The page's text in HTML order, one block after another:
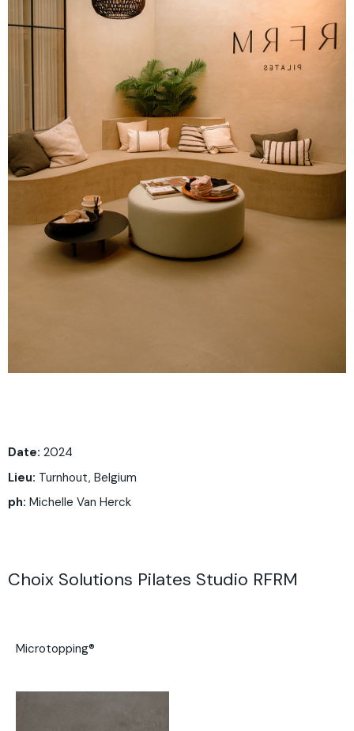
Date: 2024
Lieu: Turnhout, Belgium
ph: Michelle Van Herck
Choix Solutions Pilates Studio RFRM
Microtopping®